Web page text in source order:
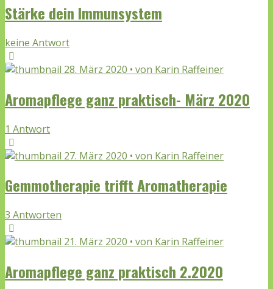
Stärke dein Immunsystem
keine Antwort
28. März 2020 • von Karin Raffeiner
Aromapflege ganz praktisch- März 2020
1 Antwort
27. März 2020 • von Karin Raffeiner
Gemmotherapie trifft Aromatherapie
3 Antworten
21. März 2020 • von Karin Raffeiner
Aromapflege ganz praktisch 2.2020